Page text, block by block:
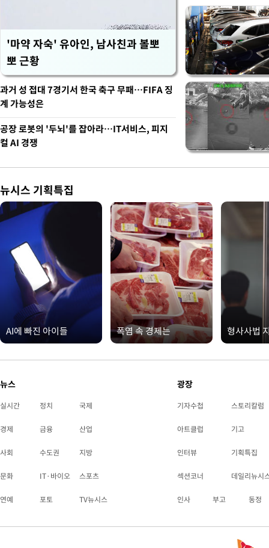
'마약 자숙' 유아인, 남사친과 볼뽀
뽀 근황
과거 성 접대 7경기서 한국 축구 무패…FIFA 징
계 가능성은
공장 로봇의 '두뇌'를 잡아라…IT서비스, 피지
컬 AI 경쟁
뉴시스 기획특집
AI에 빠진 아이들 폭염 속 경제는 형사사법
뉴스
실시간 정치 국제
경제 금융 산업
사회 수도권 지방
문화 IT·바이오 스포츠
연예 포토 TV뉴시스
광장
기자수첩 스토리칼럼
아트클럽 기고
인터뷰 기획특집
섹션코너 데일리뉴시
인사 부고 동정